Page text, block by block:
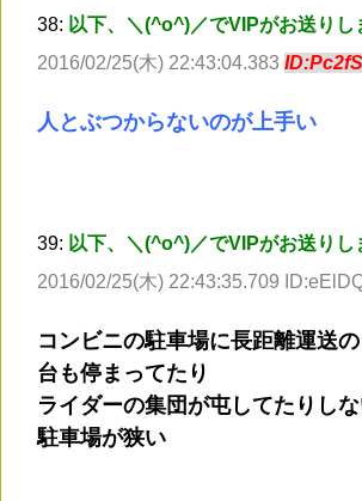
38: 以下、＼(^o^)／でVIPがお送りし
2016/02/25(木) 22:43:04.383
人とぶつからないのが上手い
39: 以下、＼(^o^)／でVIPがお送りし
2016/02/25(木) 22:43:35.709
コンビニの駐車場に長距離運送
台も停まってたり
ライダーの集団が屯してたりし
駐車場が狭い